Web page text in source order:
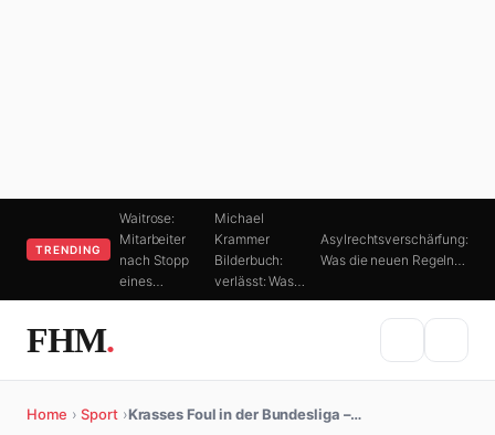
TRENDING
Waitrose:
Mitarbeiter
nach Stopp
eines…
Michael
Krammer
Bilderbuch:
verlässt: Was…
Asylrechtsverschärfung:
Was die neuen Regeln…
FHM.
Home › Sport ›Krasses Foul in der Bundesliga –…